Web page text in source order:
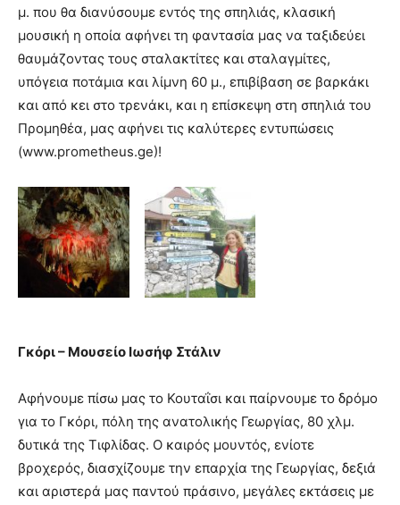
μ. που θα διανύσουμε εντός της σπηλιάς, κλασική
μουσική η οποία αφήνει τη φαντασία μας να ταξιδεύει
θαυμάζοντας τους σταλακτίτες και σταλαγμίτες,
υπόγεια ποτάμια και λίμνη 60 μ., επιβίβαση σε βαρκάκι
και από κει στο τρενάκι, και η επίσκεψη στη σπηλιά του
Προμηθέα, μας αφήνει τις καλύτερες εντυπώσεις
(www.prometheus.ge)!
Γκόρι – Μουσείο Ιωσήφ Στάλιν
Αφήνουμε πίσω μας το Κουταΐσι και παίρνουμε το δρόμο
για το Γκόρι, πόλη της ανατολικής Γεωργίας, 80 χλμ.
δυτικά της Τιφλίδας. Ο καιρός μουντός, ενίοτε
βροχερός, διασχίζουμε την επαρχία της Γεωργίας, δεξιά
και αριστερά μας παντού πράσινο, μεγάλες εκτάσεις με